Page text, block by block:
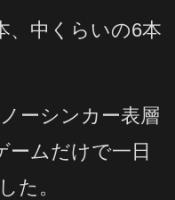
、中くらいの6本
ーシンカー表層
ームだけで一日
た。